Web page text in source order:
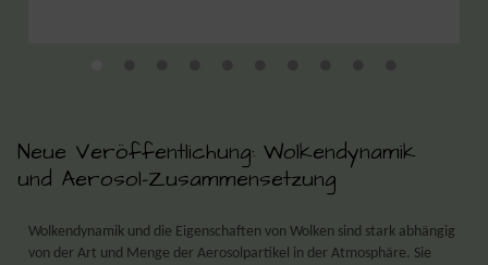
Neue Veröffentlichung: Wolkendynamik
und Aerosol-Zusammensetzung
Wolkendynamik und die Eigenschaften von Wolken sind stark abhängig
von der Art und Menge der Aerosolpartikel in der Atmosphäre. Sie